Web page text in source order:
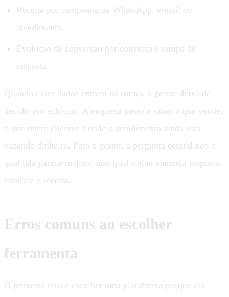
Receita por campanha de WhatsApp, e-mail ou
atendimento.
Evolucao de conversao por conversa e tempo de
resposta.
Quando esses dados entram na rotina, o gestor deixa de
decidir por achismo. A empresa passa a saber o que vende,
o que retem clientes e onde o atendimento ainda esta
vazando dinheiro. Para o gestor, a pergunta central nao e
qual tela parece melhor, mas qual rotina aumenta resposta,
controle e receita.
Erros comuns ao escolher
ferramenta
O primeiro erro e escolher uma plataforma porque ela